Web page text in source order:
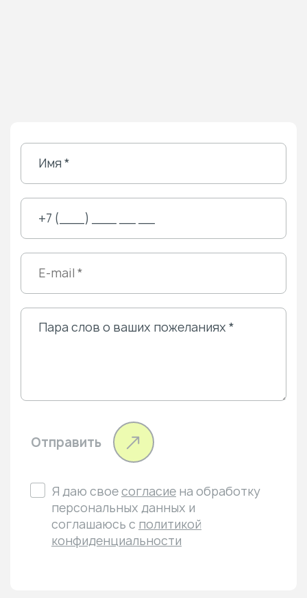
Отправить
Я даю своесогласие на обработку
персональных данных и
соглашаюсь с политикой
конфиденциальности